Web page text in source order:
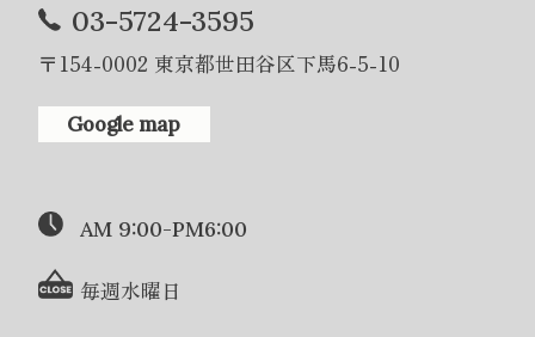
03-5724-3595
〒154-0002 東京都世田谷区下馬6-5-10
Google map
AM 9:00-PM6:00
毎週水曜日